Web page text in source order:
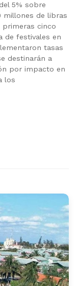
5% sobre
millones de libras
primeras cinco
de festivales en
tasas
destinarán a
por impacto en
los